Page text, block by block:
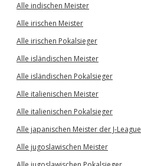
Alle indischen Meister
Alle irischen Meister
Alle irischen Pokalsieger
Alle isländischen Meister
Alle isländischen Pokalsieger
Alle italienischen Meister
Alle italienischen Pokalsieger
Alle japanischen Meister der J-League
Alle jugoslawischen Meister